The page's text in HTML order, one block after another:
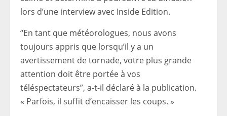
lors d’une interview avec Inside Edition.
“En tant que météorologues, nous avons
toujours appris que lorsqu’il y a un
avertissement de tornade, votre plus grande
attention doit être portée à vos
téléspectateurs”, a-t-il déclaré à la publication.
« Parfois, il suffit d’encaisser les coups. »